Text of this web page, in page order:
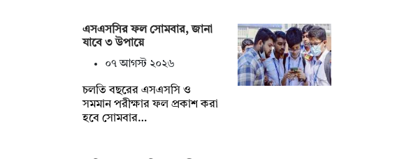
এসএসসির ফল সোমবার, জানা
যাবে ৩ উপায়ে
০৭ আগস্ট ২০২৬
চলতি বছরের এসএসসি ও
সমমান পরীক্ষার ফল প্রকাশ করা
হবে সোমবার…